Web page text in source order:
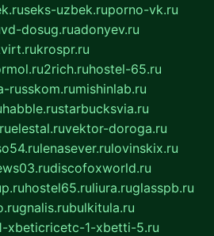
seks-uzbek.ruporno-vk.ru
vd-dosug.ruadonyev.ru
krospr.ru
2rich.ruhostel-65.ru
russkom.rumishinlab.ru
habble.rustarbucksvia.ru
elestal.ruvektor-doroga.ru
lenasever.rulovinskix.ru
discofoxworld.ru
hostel65.ruliura.ruglasspb.ru
gnalis.rubulkitula.ru
xbeticricetc-1-xbetti-5.ru